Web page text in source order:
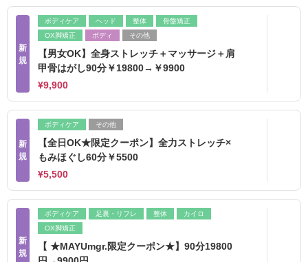
新
規
ボディケア ヘッド 整体
骨盤矯正
OX脚矯正
ボディ その他
【男女OK】全身ストレッチ＋マッサージ＋肩
甲骨はがし90分￥19800→￥9900
¥9,900
新
規
ボディケア その他
【全日OK★限定クーポン】全力ストレッチ×
もみほぐし60分￥5500
¥5,500
新
規
ボディケア 足裏・リフレ 整体
カイロ
OX脚矯正
【 ★MAYUmgr.限定クーポン★】90分19800